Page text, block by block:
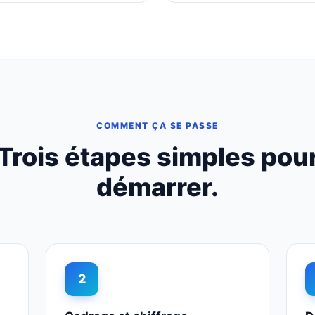
COMMENT ÇA SE PASSE
étapes simples
démarrer.
2